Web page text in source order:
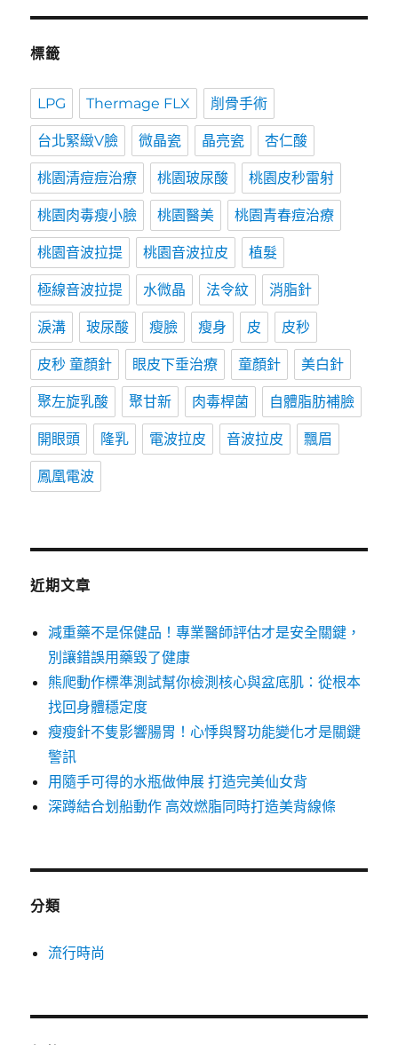
標籤
LPG Thermage FLX 削骨手術
台北緊緻V臉 微晶瓷 晶亮瓷 杏仁酸
桃園清痘痘治療 桃園玻尿酸 桃園皮秒雷射
桃園肉毒瘦小臉 桃園醫美 桃園青春痘治療
桃園音波拉提 桃園音波拉皮 植髮
極線音波拉提 水微晶 法令紋 消脂針
淚溝 玻尿酸 瘦臉 瘦身 皮 皮秒
皮秒 童顏針 眼皮下垂治療 童顏針 美白針
聚左旋乳酸 聚甘新 肉毒桿菌 自體脂肪補臉
開眼頭 隆乳 電波拉皮 音波拉皮 飄眉
鳳凰電波
近期文章
減重藥不是保健品！專業醫師評估才是安全關鍵，
別讓錯誤用藥毀了健康
熊爬動作標準測試幫你檢測核心與盆底肌：從根本
找回身體穩定度
瘦瘦針不隻影響腸胃！心悸與腎功能變化才是關鍵
警訊
用隨手可得的水瓶做伸展 打造完美仙女背
深蹲結合划船動作 高效燃脂同時打造美背線條
分類
流行時尚